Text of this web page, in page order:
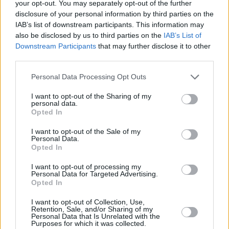
your opt-out. You may separately opt-out of the further
disclosure of your personal information by third parties on the
IAB’s list of downstream participants. This information may
also be disclosed by us to third parties on the IAB’s List of
Downstream Participants that may further disclose it to other
Personal Data Processing Opt Outs
I want to opt-out of the Sharing of my
personal data.
Opted In
I want to opt-out of the Sale of my
Personal Data.
Opted In
I want to opt-out of processing my
Personal Data for Targeted Advertising.
Opted In
I want to opt-out of Collection, Use,
Retention, Sale, and/or Sharing of my
Personal Data that Is Unrelated with the
Purposes for which it was collected.
Kürbis-Kartoffel-Püree
Leicht
Gebackene Feigen mit Ziegenkäse
Leicht
2 4 6 8 10 12 15
Menschen mit hohen Cholesterinwerten sollten ihre Ernährung
umstellen und sich aufcholesterinarme Rezepte
beschränken.
Das körpereigene Cholesterin spielt eine wichtige Rolle beim